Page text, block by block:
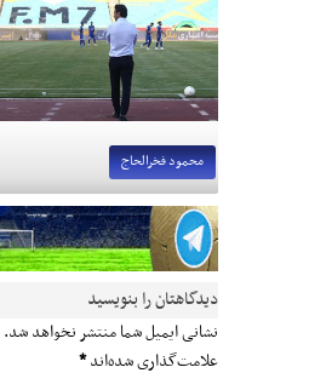
محمود فخرالحاج
دیدگاهتان را بنویسید
نشانی ایمیل شما منتشر نخواهد شد.
علامت‌گذاری شده‌اند*